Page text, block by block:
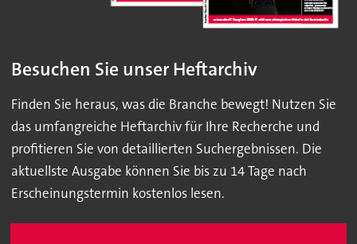
Besuchen Sie unser Heftarchiv
Finden Sie heraus, was die Branche bewegt! Nutzen Sie
das umfangreiche Heftarchiv für Ihre Recherche und
profitieren Sie von detaillierten Suchergebnissen. Die
aktuellste Ausgabe können Sie bis zu 14 Tage nach
Erscheinungstermin kostenlos lesen.